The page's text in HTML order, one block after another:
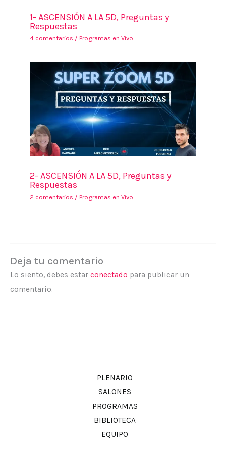
1- ASCENSIÓN A LA 5D, Preguntas y
Respuestas
4 comentarios / Programas en Vivo
2- ASCENSIÓN A LA 5D, Preguntas y
Respuestas
2 comentarios / Programas en Vivo
Deja tu comentario
Lo siento, debes estar conectado para publicar un
comentario.
PLENARIO
SALONES
PROGRAMAS
BIBLIOTECA
EQUIPO